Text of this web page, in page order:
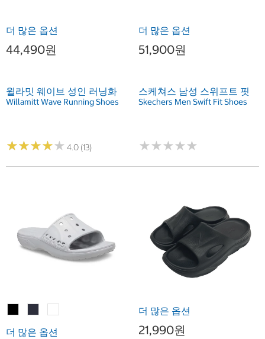
더 많은 옵션
44,490원
윌라밋 웨이브 성인 러닝화
Willamitt Wave Running Shoes
★★★★★
★★★★★ 4.0 (13)
더 많은 옵션
51,900원
스케쳐스 남성 스위프트 핏
Skechers Men Swift Fit Shoes
★★★★★
★★★★★
더 많은 옵션
더 많은 옵션
21,990원